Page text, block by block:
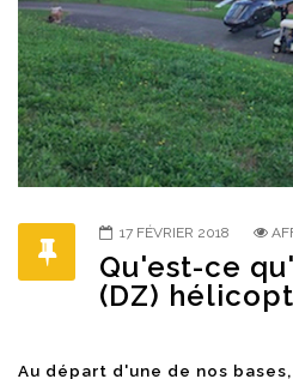
17 FÉVRIER 2018
Qu'est-ce
(DZ)
Au départ d'une de nos